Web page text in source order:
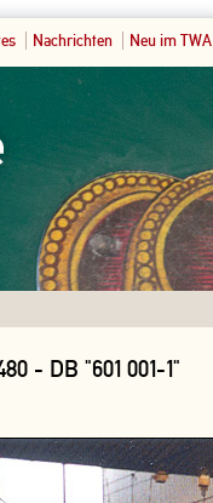
Nachrichten Neu im TWA
- DB "601 001-1"